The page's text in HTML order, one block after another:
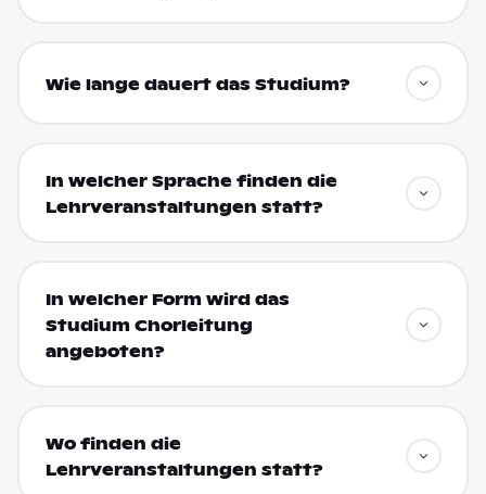
Wie lange dauert das Studium?
In welcher Sprache finden die
Lehrveranstaltungen statt?
In welcher Form wird das
Studium Chorleitung
angeboten?
Wo finden die
Lehrveranstaltungen statt?